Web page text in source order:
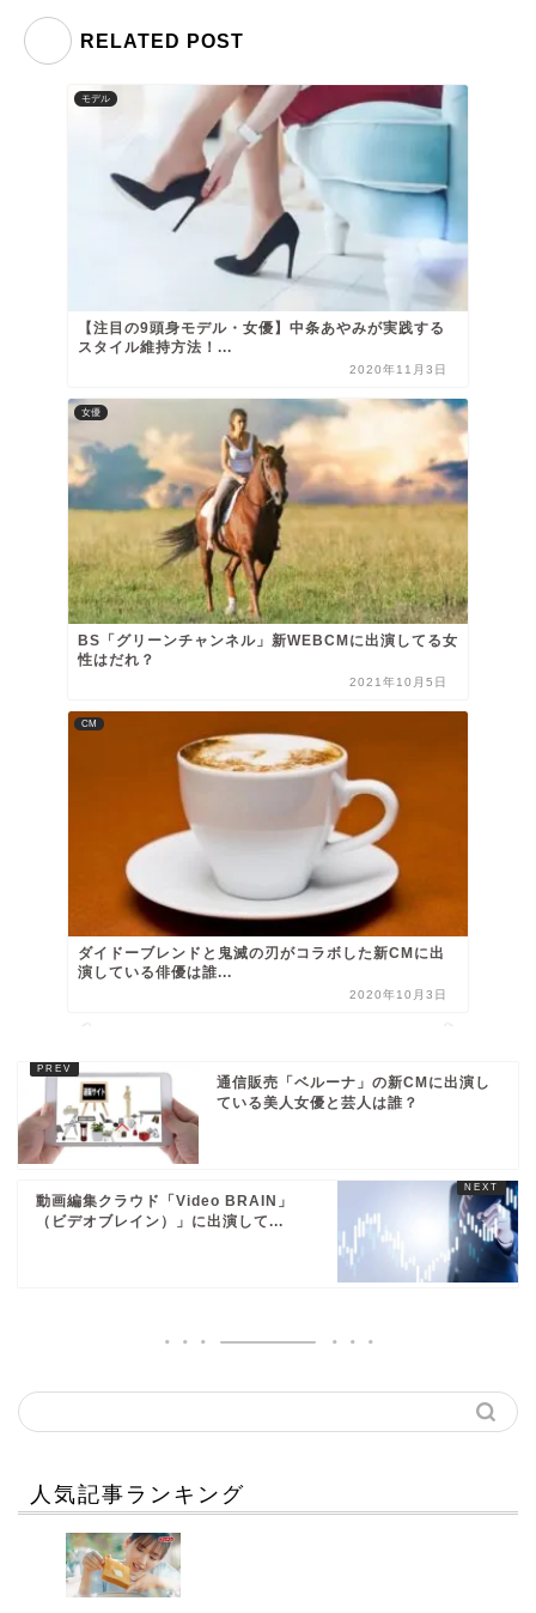
RELATED POST
モデル
【注目の9頭身モデル・女優】中条あやみが実践する
スタイル維持方法！...
2020年11月3日
女優
BS「グリーンチャンネル」新WEBCMに出演してる女
性はだれ？
2021年10月5日
CM
ダイドーブレンドと鬼滅の刃がコラボした新CMに出
演している俳優は誰...
2020年10月3日
通信販売「ベルーナ」の新CMに出演し
ている美人女優と芸人は誰？
動画編集クラウド「Video BRAIN」
（ビデオブレイン）」に出演して...
人気記事ランキング